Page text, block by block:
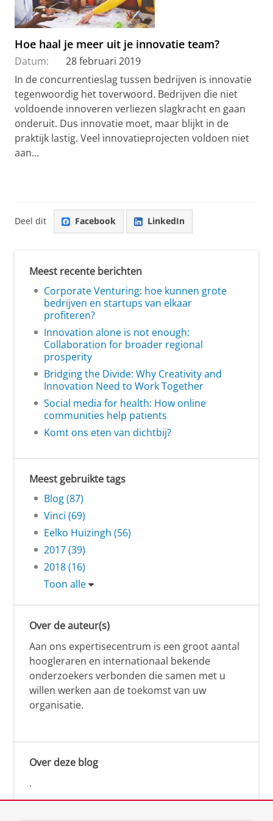
Hoe haal je meer uit je innovatie team?
Datum:
28 februari 2019
In de concurrentieslag tussen bedrijven is innovatie
tegenwoordig het toverwoord. Bedrijven die niet
voldoende innoveren verliezen slagkracht en gaan
onderuit. Dus innovatie moet, maar blijkt in de
praktijk lastig. Veel innovatieprojecten voldoen niet
aan...
Deel dit Facebook LinkedIn
Meest recente berichten
Corporate Venturing: hoe kunnen grote
bedrijven en startups van elkaar
profiteren?
Innovation alone is not enough:
Collaboration for broader regional
prosperity
Bridging the Divide: Why Creativity and
Innovation Need to Work Together
Social media for health: How online
communities help patients
Komt ons eten van dichtbij?
Meest gebruikte tags
Blog (87)
Vinci (69)
Eelko Huizingh (56)
2017 (39)
2018 (16)
Toon alle
Over de auteur(s)
Aan ons expertisecentrum is een groot aantal
hoogleraren en internationaal bekende
onderzoekers verbonden die samen met u
willen werken aan de toekomst van uw
organisatie.
Over deze blog
.